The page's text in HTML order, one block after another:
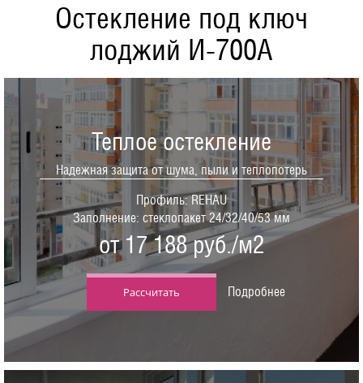
Остекление под ключ
лоджий И-700А
Теплое остекление
Надежная защита от шума, пыли и теплопотерь
Профиль: REHAU
Заполнение: стеклопакет 24/32/40/53 мм
от 17 188 руб./м2
Рассчитать Подробнее